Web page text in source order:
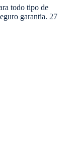
todo tipo de
garantia. 27